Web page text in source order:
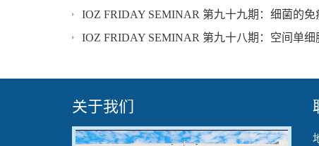
IOZ FRIDAY SEMINAR 第九十九期：细菌的
IOZ FRIDAY SEMINAR 第九十八期：空间单
关于我们